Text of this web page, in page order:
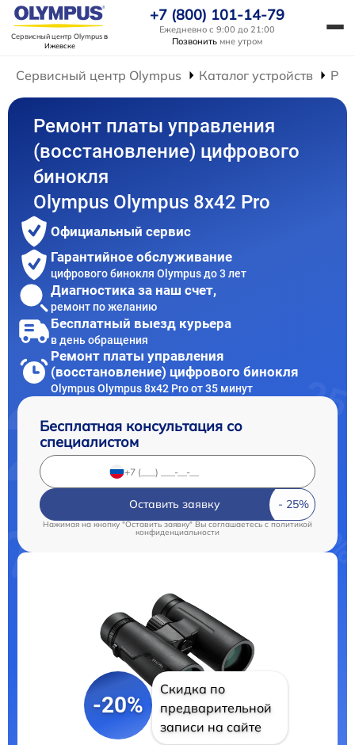
Сервисный центр Olympusв
Ижевске
+7 (800) 101-14-79
Ежедневно с 9:00 до 21:00
Позвонить мне утром
Сервисный центр Olympus Каталог устройств
Ремонт платы управления
(восстановление) цифрового
бинокля
Olympus Olympus 8x42 Pro
Официальный сервис
Гарантийное обслуживание
цифрового бинокля Olympus до 3 лет
Диагностика за наш счет,
ремонт по желанию
Бесплатный выезд курьера
в день обращения
Ремонт платы управления
(восстановление) цифрового бинокля
Olympus Olympus 8x42 Pro от 35 минут
Бесплатная консультация со
специалистом
Оставить заявку
Нажимая на кнопку "Оставить заявку" Вы соглашаетесь c политикой
конфиденциальности
-20%
Скидка по
предварительной
записи на сайте